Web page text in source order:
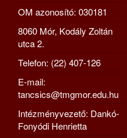
OM azonosító: 030181
8060 Mór, Kodály Zoltán
utca 2.
Telefon: (22) 407-126
E-mail:
tancsics@tmgmor.edu.hu
Intézményvezető: Dankó-
Fonyódi Henrietta